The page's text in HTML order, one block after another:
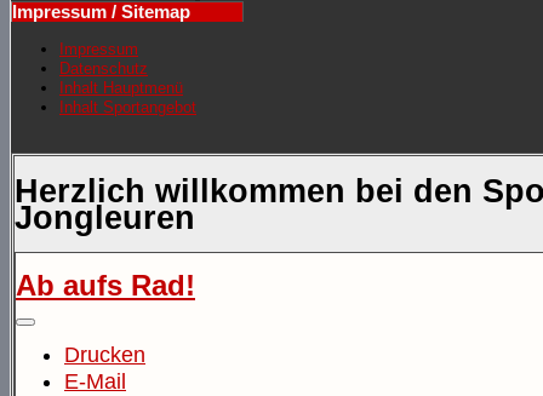
Impressum / Sitemap
Impressum
Datenschutz
Inhalt Hauptmenü
Inhalt Sportangebot
Herzlich willkommen bei den
Jongleuren
Ab aufs Rad!
Drucken
E-Mail